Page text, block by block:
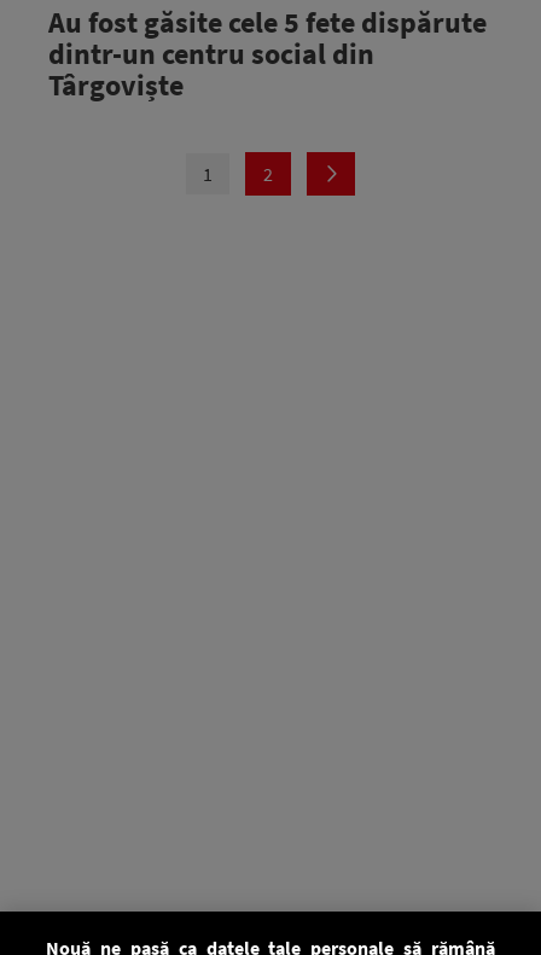
Au fost găsite cele 5 fete dispărute
dintr-un centru social din
Târgoviște
1 2
Nouă ne pasă ca datele tale personale să rămână